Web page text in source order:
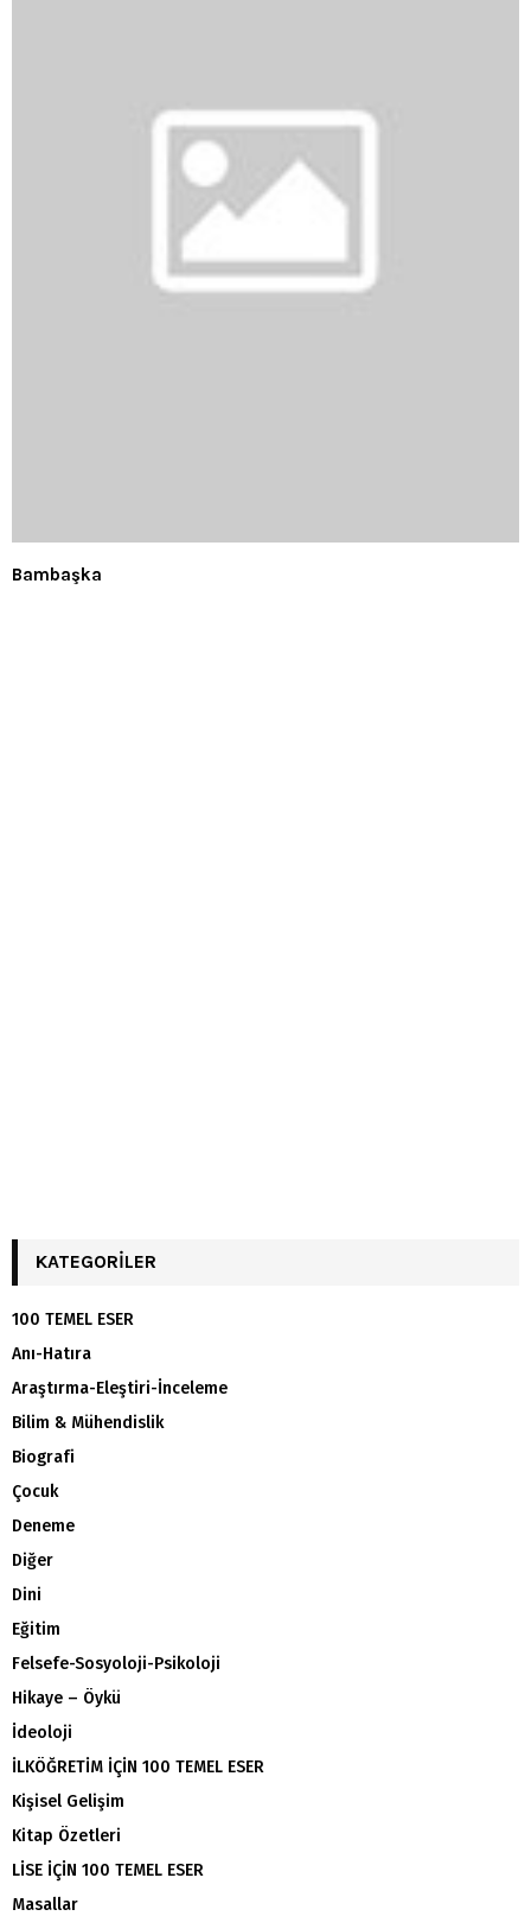
Bambaşka
KATEGORILER
100 TEMEL ESER
Anı-Hatıra
Araştırma-Eleştiri-İnceleme
Bilim & Mühendislik
Biografi
Çocuk
Deneme
Diğer
Dini
Eğitim
Felsefe-Sosyoloji-Psikoloji
Hikaye – Öykü
İdeoloji
İLKÖĞRETİM İÇİN 100 TEMEL ESER
Kişisel Gelişim
Kitap Özetleri
LİSE İÇİN 100 TEMEL ESER
Masallar